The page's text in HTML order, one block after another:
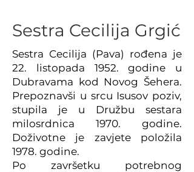
Sestra Cecilija Grgić
Sestra Cecilija (Pava) rođena je
22. listopada 1952. godine u
Dubravama kod Novog Šehera.
Prepoznavši u srcu Isusov poziv,
stupila je u Družbu sestara
milosrdnica 1970. godine.
Doživotne je zavjete položila
1978. godine.
Po završetku potrebnog